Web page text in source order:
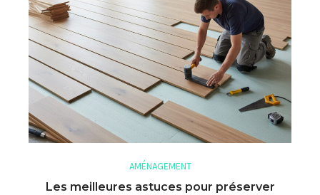
AMÉNAGEMENT
Les meilleures astuces pour préserver